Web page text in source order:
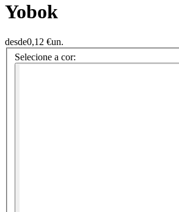
Yobok
desde0,12 €un.
Selecione a cor: